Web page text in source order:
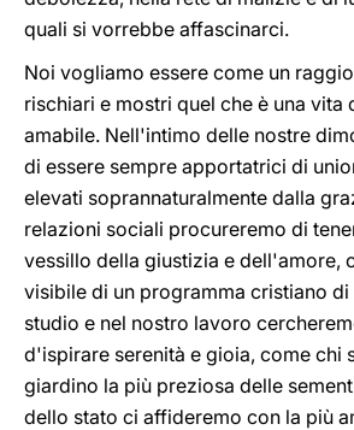
quali si vorrebbe affascinarci.
Noi vogliamo essere come un
rischiari e mostri quel che è una vita
amabile. Nell'intimo delle nostre
di essere sempre apportatrici di
elevati soprannaturalmente dalla
relazioni sociali procureremo di
vessillo della giustizia e dell'amore,
visibile di un programma cristiano
studio e nel nostro lavoro
d'ispirare serenità e gioia, come chi
giardino la più preziosa delle
dello stato ci affideremo con la più